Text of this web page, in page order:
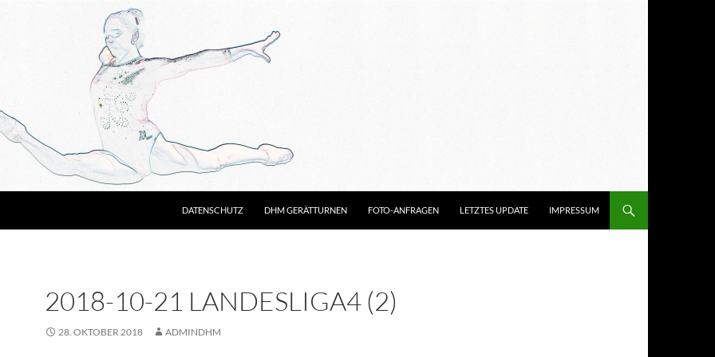
DATENSCHUTZ DHM GERÄTTURNEN FOTO-ANFRAGEN LETZTES UPDATE IMPRESSUM
2018-10-21 LANDESLIGA4 (2)
28. OKTOBER 2018 ADMINDHM